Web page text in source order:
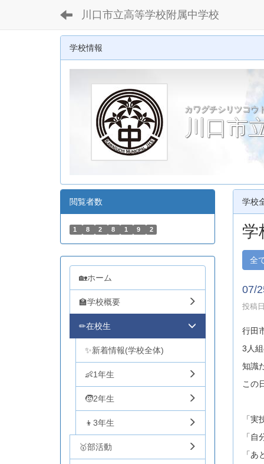
川口市立高等学校附属中学校
学校情報
カワグチシリツコウ
川口市
学校
学
全
07/
投稿
行田
3人
知識
この
「
「
「
閲覧者数
1 8 2 8 1 9 2
🏡ホーム
🏫学校概要
✏在校生
✨新着情報(学校全体)
👶1年生
🧒2年生
👦3年生
🥇部活動